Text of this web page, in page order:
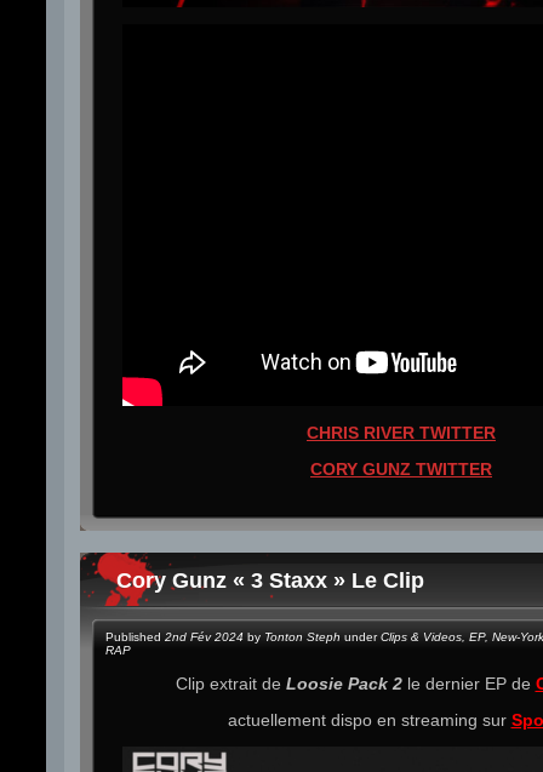
CHRIS RIVER TWITTER
CORY GUNZ TWITTER
Cory Gunz « 3 Staxx » Le Clip
Published 2nd Fév 2024 by Tonton Steph underClips & Videos EP, New-York
RAP
Clip extrait de Loosie Pack 2le dernier EP de
actuellement dispo en streaming sur